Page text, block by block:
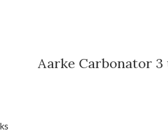
Aarke Carbonator